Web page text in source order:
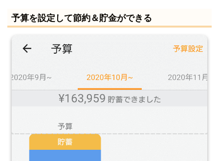
予算を設定して節約＆貯金ができる